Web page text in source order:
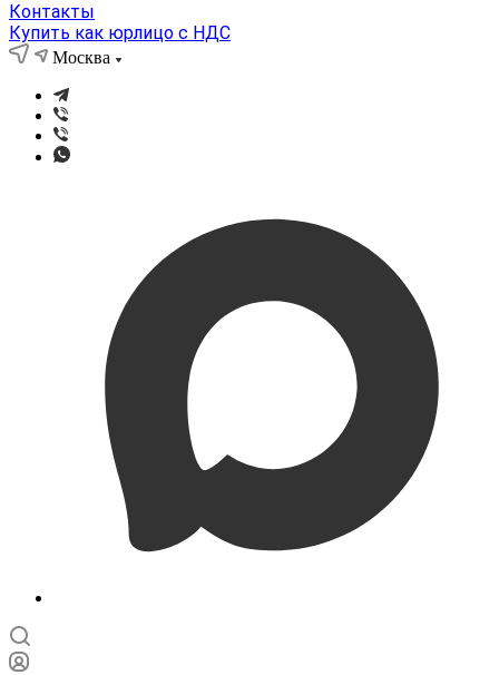
Контакты
Купить как юрлицо с НДС
Москва